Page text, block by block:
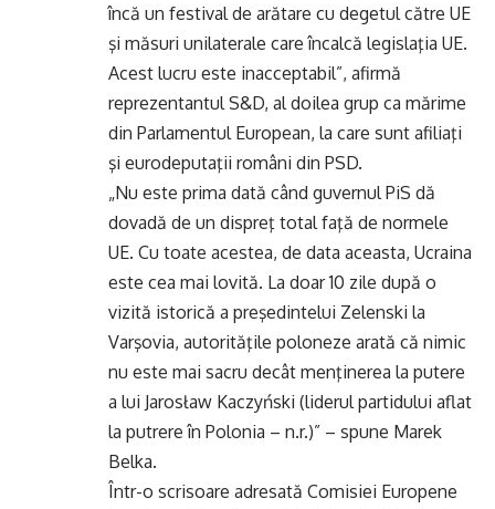
încă un festival de arătare cu degetul către UE
şi măsuri unilaterale care încalcă legislaţia UE.
Acest lucru este inacceptabil”, afirmă
reprezentantul S&D, al doilea grup ca mărime
din Parlamentul European, la care sunt afiliaţi
şi eurodeputaţii români din PSD.
„Nu este prima dată când guvernul PiS dă
dovadă de un dispreţ total faţă de normele
UE. Cu toate acestea, de data aceasta, Ucraina
este cea mai lovită. La doar 10 zile după o
vizită istorică a preşedintelui Zelenski la
Varşovia, autorităţile poloneze arată că nimic
nu este mai sacru decât menţinerea la putere
a lui Jarosław Kaczyński (liderul partidului aflat
la putrere în Polonia – n.r.)” – spune Marek
Belka.
Într-o scrisoare adresată Comisiei Europene